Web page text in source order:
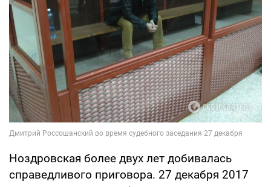
Ноздровская более двух лет добивалась
справедливого приговора. 27 декабря 2017